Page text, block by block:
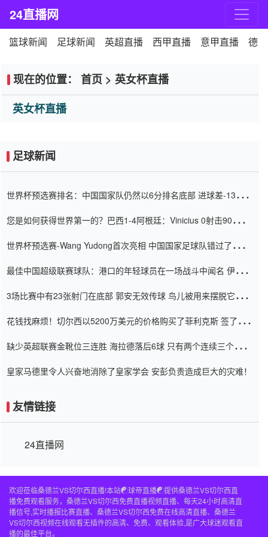
24直播网
篮球新闻 足球新闻 英超直播 西甲直播 意甲直播 德
现在的位置： 首页 > 英女杯直播
英女杯直播
足球新闻
世界杯预选赛排名：中国国家队仍然以6分排名底部 进球差-13令人
您是如何获得世界第一的？巴西1-4阿根廷：Vinicius 0射击90分钟
世界杯预选赛-Wang Yudong首次亮相 中国国家足球队错过了世界
最佳中国超级联赛球队：港口的年轻球员在一场战斗中闻名 伊万放
3场比赛中有23张射门在底部 郭安无效传球 鸟儿被用来摆脱它
花钱找麻烦！切尔西以5200万美元的价格购买了菲利克斯 签了7年
缺少英超联赛金靴位三连胜 海拉德落后6球 只有两个连续三个连续
皇家马德里令人兴奋地消除了皇家学会 安彭负责造成巨大的灾难！
友情链接
24直播网
欢迎莅临桑德兰VS切尔西直播!本站☯球帝直播☯提供桑德兰VS切尔西直
播免费观看服务，桑德兰VS切尔西免费直播视频直播、每天24小时高清直
播信号,实时播报比赛直播、桑德兰VS切尔西免费在线高清直播、桑德兰
VS切尔西视频在线观看无插件的高清、免费、观看体验,是广大球迷观看直
播的最佳平台。